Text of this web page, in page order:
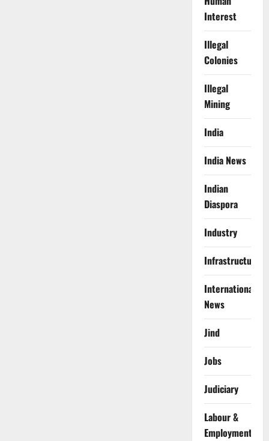
Interest
Illegal
Colonies
Illegal
Mining
India
India News
Indian
Diaspora
Industry
Infrastructure
International
News
Jind
Jobs
Judiciary
Labour &
Employment